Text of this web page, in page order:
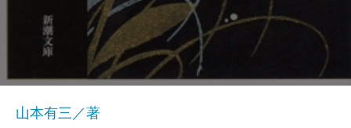
山本有三／著